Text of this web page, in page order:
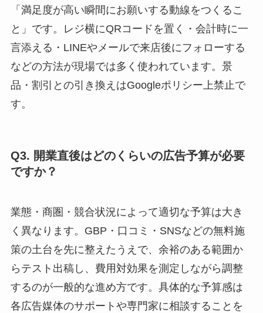
「満足度が高い瞬間にお願いする動線をつくるこ
と」です。レジ横にQRコードを置く・会計時に一
言添える・LINEやメールで来店後にフォローする
などの方法が現場では多く使われています。景
品・割引との引き換えはGoogleポリシー上禁止で
す。
Q3. 開業直後はどのくらいの広告予算が必要
ですか？
業態・商圏・競合状況によって適切な予算は大き
く異なります。GBP・口コミ・SNSなどの無料施
策の土台を先に整えたうえで、余裕のある範囲か
らテスト出稿し、費用対効果を測定しながら調整
するのが一般的な進め方です。具体的な予算感は
各広告媒体のサポートや専門家に相談することを